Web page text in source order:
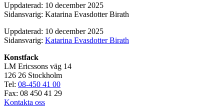
Uppdaterad: 10 december 2025
Sidansvarig: Katarina Evasdotter Birath
Uppdaterad: 10 december 2025
Sidansvarig: Katarina Evasdotter Birath
Konstfack
LM Ericssons väg 14
126 26 Stockholm
Tel: 08-450 41 00
Fax: 08 450 41 29
Kontakta oss